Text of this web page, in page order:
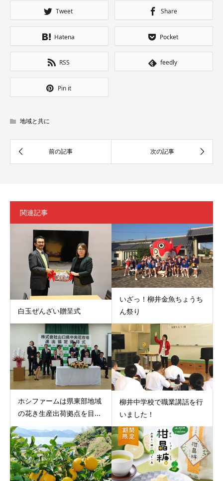
Tweet Share
Hatena Pocket
RSS feedly
Pin it
地域と共に
関連記事
白玉ぜんざい贈呈式
いざっ！柳井金魚ちょうち
ん祭り
ホシファームは県東部地域
の花き生産出荷拠点を目...
柳井中学校で職業講話を行
いました！